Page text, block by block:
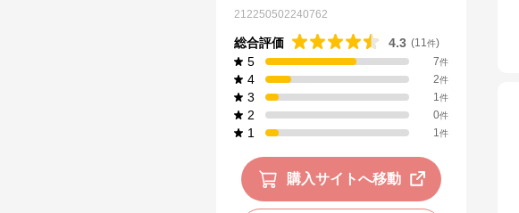
212250502240762
総合評価 4.3 (11 件)
5 7件
4 2件
3 1件
2 0件
1 1件
購入サイトへ移動